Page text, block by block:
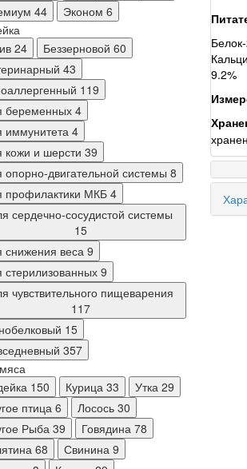
44 Эконом 6
24 Беззерновой 60
43
119
беременных 4
иммунитета 4
кожи и шерсти 39
опорно-двигательной системы 8
профилактики МКБ 4
сердечно-сосудистой системы
15
снижения веса 9
стерилизованных 9
чувствительного пищеварения
117
15
357
150 Курица 33 Утка 29
птица 6 Лосось 30
Рыба 39 Говядина 78
68 Свинина 9
9.2%